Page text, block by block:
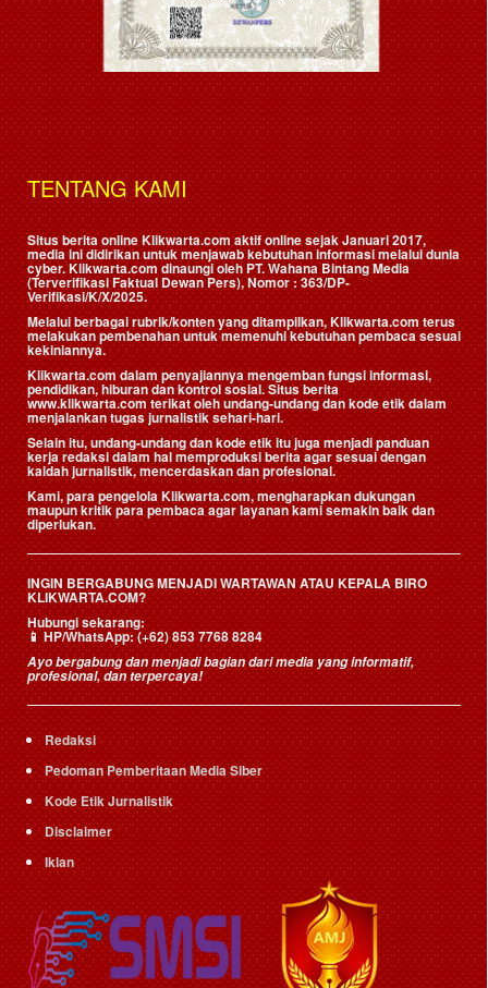
TENTANG KAMI
Situs berita online Klikwarta.com aktif online sejak Januari 2017,
media ini didirikan untuk menjawab kebutuhan informasi melalui dunia
cyber. Klikwarta.com dinaungi oleh PT. Wahana Bintang Media
(Terverifikasi Faktual Dewan Pers), Nomor : 363/DP-
Verifikasi/K/X/2025.
Melalui berbagai rubrik/konten yang ditampilkan, Klikwarta.com terus
melakukan pembenahan untuk memenuhi kebutuhan pembaca sesuai
kekiniannya.
Klikwarta.com dalam penyajiannya mengemban fungsi informasi,
pendidikan, hiburan dan kontrol sosial. Situs berita
www.klikwarta.com terikat oleh undang-undang dan kode etik dalam
menjalankan tugas jurnalistik sehari-hari.
Selain itu, undang-undang dan kode etik itu juga menjadi panduan
kerja redaksi dalam hal memproduksi berita agar sesuai dengan
kaidah jurnalistik, mencerdaskan dan profesional.
Kami, para pengelola Klikwarta.com, mengharapkan dukungan
maupun kritik para pembaca agar layanan kami semakin baik dan
diperlukan.
INGIN BERGABUNG MENJADI WARTAWAN ATAU KEPALA BIRO
KLIKWARTA.COM?
Hubungi sekarang:
📱HP/WhatsApp:(+62) 853 7768 8284
Ayo bergabung dan menjadi bagian dari media yang informatif,
profesional, dan terpercaya!
Redaksi
Pedoman Pemberitaan Media Siber
Kode Etik Jurnalistik
Disclaimer
Iklan